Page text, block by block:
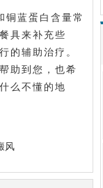
蓝蛋白含量常
具来补充些
的辅助治疗。
助到您，也希
么不懂的地
风